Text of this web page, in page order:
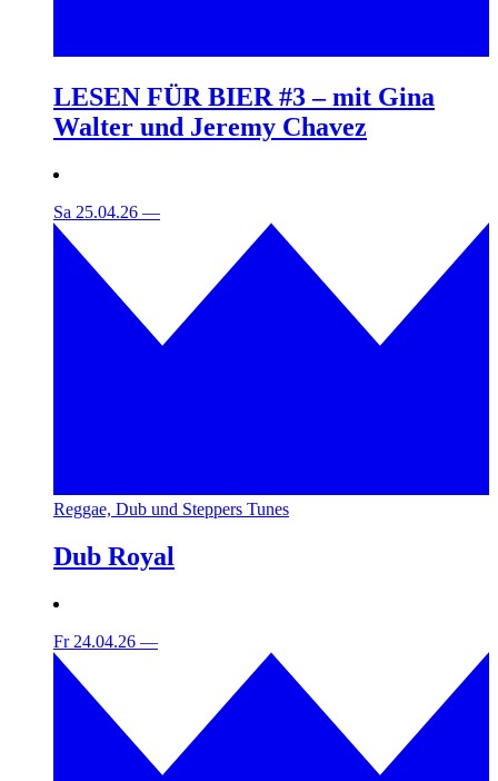
LESEN FÜR BIER #3 – mit Gina
Walter und Jeremy Chavez
Sa 25.04.26 —
Reggae, Dub und Steppers Tunes
Dub Royal
Fr 24.04.26 —